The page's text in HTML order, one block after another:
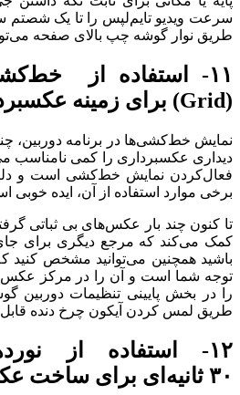
سرعت ویدیو تایم‌لپس را تا یک شصتم
طریق نوار گوشه چپ بالای صفحه
۱۱- استفاده از
(Grid) برای زمینه عکسبرداری
نمایش خط‌کشی‌ها در برنامه دوربین،
فعال‌کردن نمایش خط‌کشی است و
برخی موارد استفاده از آن، ایده خوبی
تا کنون چند بار عکس‌های بی ثباتی
کمک می‌کند که مرجع دیگری برای
باشید همچنین می‌توانید مشخص
را در بخش پایینی تنظیمات دوربین
طریق لمس کردن آیکون چرخ دنده
۱۲- استفاده از
۳۰ ثانیه‌ای برای ساخت عکس‌های خاص